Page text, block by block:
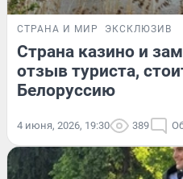
СТРАНА И МИР ЭКСКЛЮЗИВ
Страна казино и
отзыв туриста,
Белоруссию
4 июня, 2026, 19:30 389